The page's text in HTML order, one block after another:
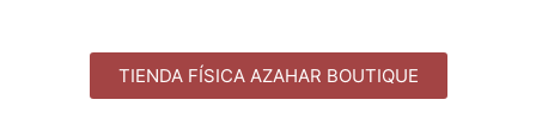
TIENDA FÍSICA AZAHAR BOUTIQUE